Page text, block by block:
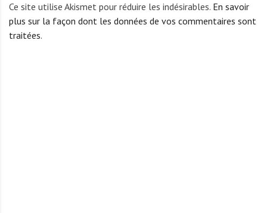
Ce site utilise Akismet pour réduire les indésirables. En savoir
plus sur la façon dont les données de vos commentaires sont
traitées.